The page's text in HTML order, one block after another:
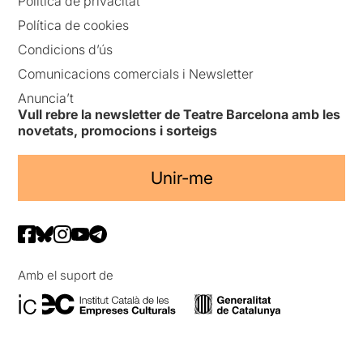
Política de cookies
Condicions d’ús
Comunicacions comercials i Newsletter
Anuncia’t
Vull rebre la newsletter de Teatre Barcelona amb les
novetats, promocions i sorteigs
Unir-me
Amb el suport de